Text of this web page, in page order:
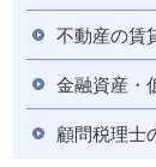
不動産の賃
金融資産・
顧問税理士